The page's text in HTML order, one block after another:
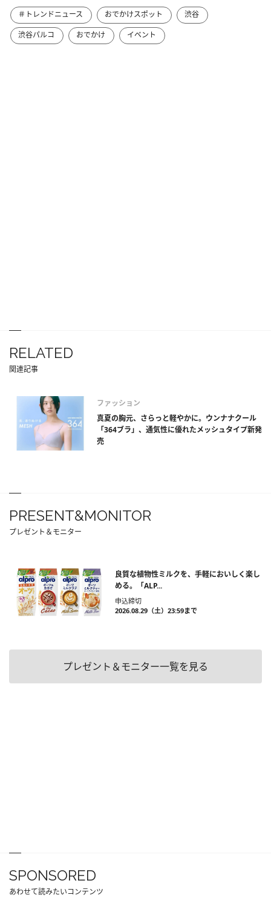
＃トレンドニュース おでかけスポット
渋谷
渋谷パルコ
おでかけ イベント
RELATED
関連記事
ファッション
真夏の胸元、さらっと軽やかに。ウンナナクール
「364ブラ」、通気性に優れたメッシュタイプ新発
売
PRESENT&MONITOR
プレゼント＆モニター
良質な植物性ミルクを、手軽においしく楽し
める。「ALP...
申込締切
2026.08.29（土）23:59まで
プレゼント＆モニター一覧を見る
SPONSORED
あわせて読みたいコンテンツ